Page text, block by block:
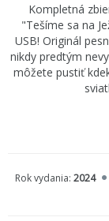
Kompletná
"Tešíme sa na
USB! Originál
nikdy predtým
môžete pustiť
Rok vydania: 2024